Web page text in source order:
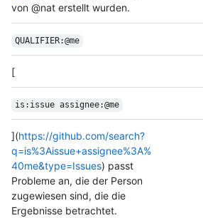
von @nat erstellt wurden.
QUALIFIER:@me
[
is:issue assignee:@me
](https://github.com/search?
q=is%3Aissue+assignee%3A%
40me&type=Issues) passt
Probleme an, die der Person
zugewiesen sind, die die
Ergebnisse betrachtet.